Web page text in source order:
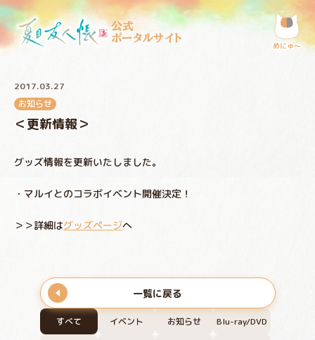
公式
ポータルサイト
めにゅ〜
すべて イベント お知らせ Blu-ray/DVD
2017.03.27
お知らせ
＜更新情報＞
グッズ情報を更新いたしました。
・マルイとのコラボイベント開催決定！
＞＞詳細はグッズページへ
一覧に戻る